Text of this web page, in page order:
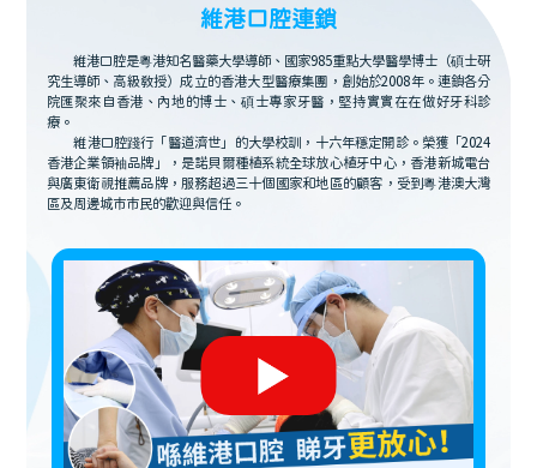
維港口腔連鎖
維港口腔是粵港知名醫藥大學導師、國家985重點大學醫學博士（碩士研
究生導師、高級教授）成立的香港大型醫療集團，創始於2008年。連鎖各分
院匯聚來自香港、內地的博士、碩士專家牙醫，堅持實實在在做好牙科診
療。
維港口腔踐行「醫道濟世」的大學校訓，十六年穩定開診。榮獲「2024
香港企業領袖品牌」，是諾貝爾種植系統全球放心植牙中心，香港新城電台
與廣東衛視推薦品牌，服務超過三十個國家和地區的顧客，受到粵港澳大灣
區及周邊城市市民的歡迎與信任。